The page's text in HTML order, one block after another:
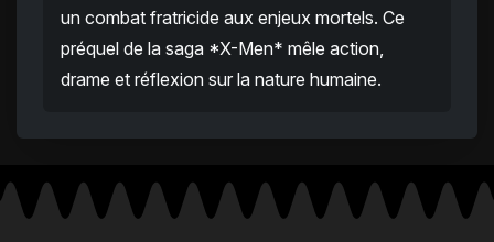
un combat fratricide aux enjeux mortels. Ce
préquel de la saga *X-Men* mêle action,
drame et réflexion sur la nature humaine.